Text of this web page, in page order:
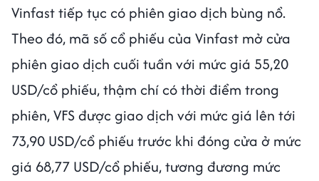
Vinfast tiếp tục có phiên giao dịch bùng nổ.
Theo đó, mã số cổ phiếu của Vinfast mở cửa
phiên giao dịch cuối tuần với mức giá 55,20
USD/cổ phiếu, thậm chí có thời điểm trong
phiên, VFS được giao dịch với mức giá lên tới
73,90 USD/cổ phiếu trước khi đóng cửa ở mức
giá 68,77 USD/cổ phiếu, tương đương mức